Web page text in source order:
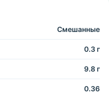
Смешанные
0.3 г
9.8 г
0.36